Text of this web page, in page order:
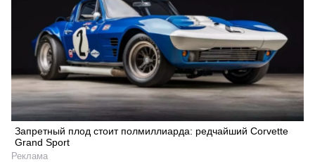
Запретный плод стоит полмиллиарда: редчайший Corvette
Grand Sport
Реклама